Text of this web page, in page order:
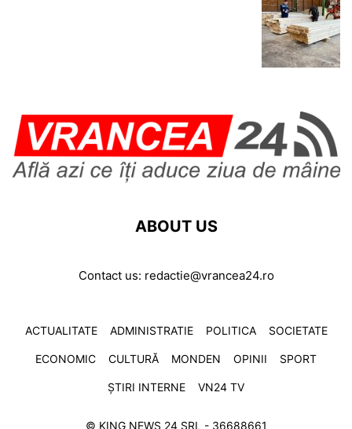
ABOUT US
Contact us: redactie@vrancea24.ro
ACTUALITATE ADMINISTRATIE POLITICA SOCIETATE
ECONOMIC CULTURĂ MONDEN OPINII SPORT
ȘTIRI INTERNE VN24 TV
© KING NEWS 24 SRL - 36688661